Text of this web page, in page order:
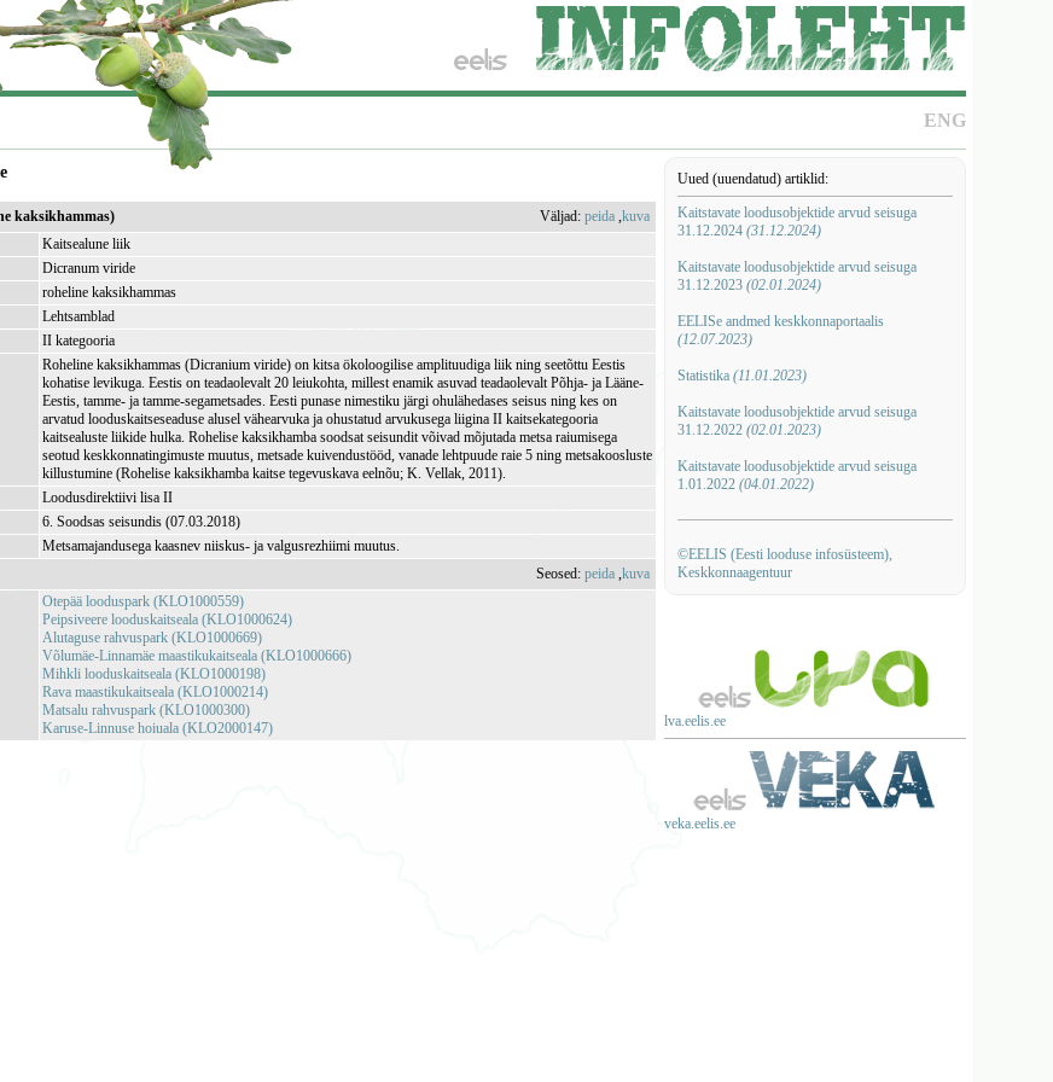
ENG
Uued (uuendatud) artiklid:
Kaitstavate loodusobjektide arvud seisuga
31.12.2024 (31.12.2024)
Kaitstavate loodusobjektide arvud seisuga
31.12.2023 (02.01.2024)
EELISe andmed keskkonnaportaalis
(12.07.2023)
Statistika (11.01.2023)
Kaitstavate loodusobjektide arvud seisuga
31.12.2022 (02.01.2023)
Kaitstavate loodusobjektide arvud seisuga
1.01.2022 (04.01.2022)
©EELIS (Eesti looduse infosüsteem),
Keskkonnaagentuur
lva.eelis.ee
veka.eelis.ee
kaksikhammas) Väljad:peida ,kuva
Kaitsealune liik
Dicranum viride
roheline kaksikhammas
Lehtsamblad
II kategooria
Roheline kaksikhammas (Dicranium viride) on kitsa ökoloogilise amplituudiga liik ning seetõttu Eestis
kohatise levikuga. Eestis on teadaolevalt 20 leiukohta, millest enamik asuvad teadaolevalt Põhja- ja Lääne-
Eestis, tamme- ja tamme-segametsades. Eesti punase nimestiku järgi ohulähedases seisus ning kes on
arvatud looduskaitseseaduse alusel vähearvuka ja ohustatud arvukusega liigina II kaitsekategooria
kaitsealuste liikide hulka. Rohelise kaksikhamba soodsat seisundit võivad mõjutada metsa raiumisega
seotud keskkonnatingimuste muutus, metsade kuivendustööd, vanade lehtpuude raie 5 ning metsakoosluste
killustumine (Rohelise kaksikhamba kaitse tegevuskava eelnõu; K. Vellak, 2011).
Loodusdirektiivi lisa II
6. Soodsas seisundis (07.03.2018)
Metsamajandusega kaasnev niiskus- ja valgusrezhiimi muutus.
Seosed:peida ,kuva
Otepää looduspark (KLO1000559)
Peipsiveere looduskaitseala (KLO1000624)
Alutaguse rahvuspark (KLO1000669)
Võlumäe-Linnamäe maastikukaitseala (KLO1000666)
Mihkli looduskaitseala (KLO1000198)
Rava maastikukaitseala (KLO1000214)
Matsalu rahvuspark (KLO1000300)
Karuse-Linnuse hoiuala (KLO2000147)